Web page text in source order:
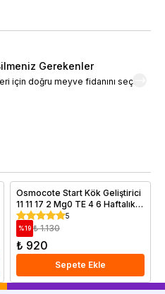
Gerekenler
için doğru meyve fidanını seçin."
Osmocote Start Kök Geliştirici
11 11 17 2 Mg0 TE 4 6 Haftalık 1
Kilo
5
%19 ₺ 1.130
₺ 920
Sepete Ekle